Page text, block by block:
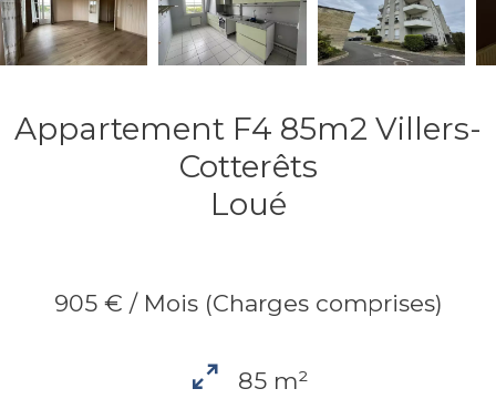
Appartement F4 85m2 Villers-
Cotterêts
Loué
905 € / Mois (Charges comprises)
85 m²